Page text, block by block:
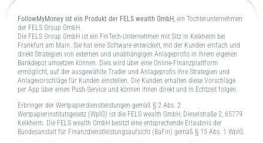
FollowMyMoney ist ein Produkt der FELS wealth GmbH,ein Tochterunternehmen
der FELS Group GmbH.
Die FELS Group GmbH ist ein FinTech-Unternehmen mit Sitz in Kelkheim bei
Frankfurt am Main. Sie hat eine Software entwickelt, mit der Kunden einfach und
direkt Strategien von externen und unabhängigen Anlageprofis in ihrem eigenen
Bankdepot umsetzen können. Dies wird über eine Online-Finanzplattform
ermöglicht, auf der ausgewählte Trader und Anlageprofis ihre Strategien und
Anlagevorschläge für Kunden einstellen. Die Kunden erhalten diese Vorschläge
per App über einen Push-Service und können ihnen direkt und in Echtzeit folgen.
Erbringer der Wertpapierdienstleistungen gemäß § 2 Abs. 2
Wertpapierinstitutsgesetz (WpIG) ist die FELS wealth GmbH, Dieselstraße 2, 65779
Kelkheim. Die FELS wealth GmbH besitzt eine entsprechende Erlaubnis der
Bundesanstalt für Finanzdienstleistungsaufsicht (BaFin) gemäß § 15 Abs. 1 WpIG.